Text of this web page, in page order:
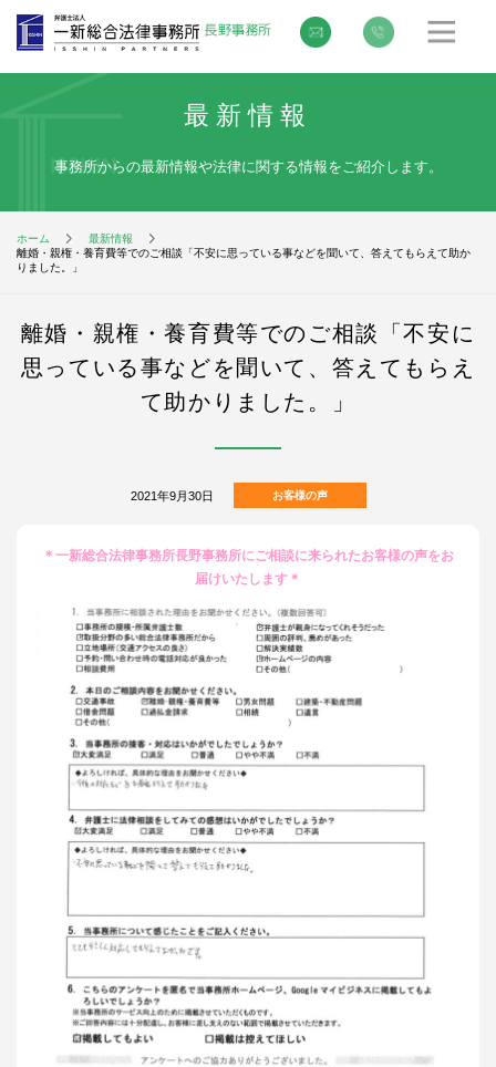
最新情報
事務所からの最新情報や法律に関する情報をご紹介します。
ホーム
最新情報
離婚・親権・養育費等でのご相談「不安に思っている事などを聞いて、答えてもらえて助か
りました。」
離婚・親権・養育費等でのご相談「不安に
思っている事などを聞いて、答えてもらえ
て助かりました。」
2021年9月30日 お客様の声
＊一新総合法律事務所長野事務所にご相談に来られたお客様の声をお
届けいたします＊